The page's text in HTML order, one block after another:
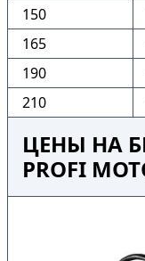
150
165
190
210
ЦЕНЫ НА
PROFI